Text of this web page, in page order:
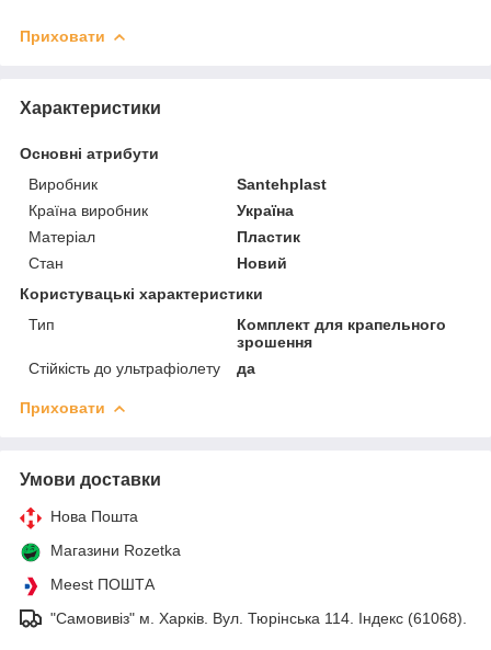
Приховати
Характеристики
Основні атрибути
Виробник
Santehplast
Країна виробник
Україна
Матеріал
Пластик
Стан
Новий
Користувацькі характеристики
Тип
Комплект для крапельного
зрошення
Стійкість до ультрафіолету
да
Приховати
Умови доставки
Нова Пошта
Магазини Rozetka
Meest ПОШТА
"Самовивіз" м. Харків. Вул. Тюрінська 114. Індекс (61068).